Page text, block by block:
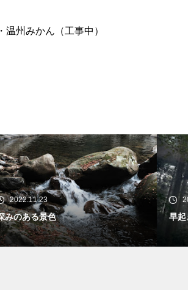
・温州みかん（工事中）
2022.11.14
早起きしたから見れたもの